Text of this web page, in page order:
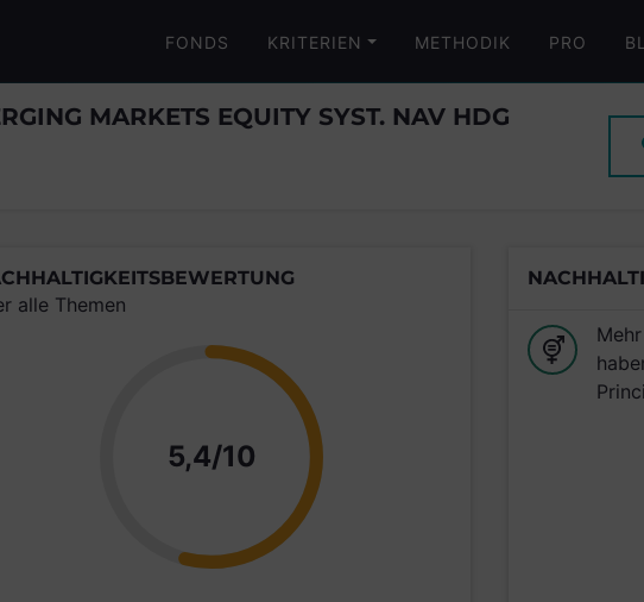
FONDS KRITERIEN METHODIK PRO
MARKETS EQUITY SYST. NAV HDG
alle Themen
5,4/10 Punkte